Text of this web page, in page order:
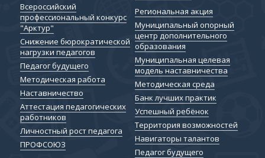
Всероссийский
профессиональный конкурс
"Арктур"
Снижение бюрократической
нагрузки педагогов
Педагог будущего
Методическая работа
Наставничество
Аттестация педагогических
работников
Личностный рост педагога
ПРОФСОЮЗ
Региональная акция
Муниципальный опорный
центр дополнительного
образования
Муниципальная целевая
модель наставничества
Методическая среда
Банк лучших практик
Успешный ребёнок
Территория возможностей
Навигаторы талантов
Педагог будущего